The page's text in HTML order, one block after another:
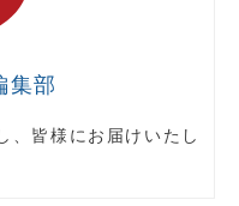
集部
、皆様にお届けいたし